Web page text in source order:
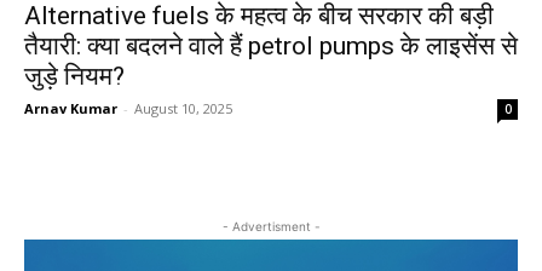
Alternative fuels के महत्व के बीच सरकार की बड़ी
तैयारी: क्या बदलने वाले हैं petrol pumps के लाइसेंस से
जुड़े नियम?
Arnav Kumar - August 10, 2025 0
- Advertisment -